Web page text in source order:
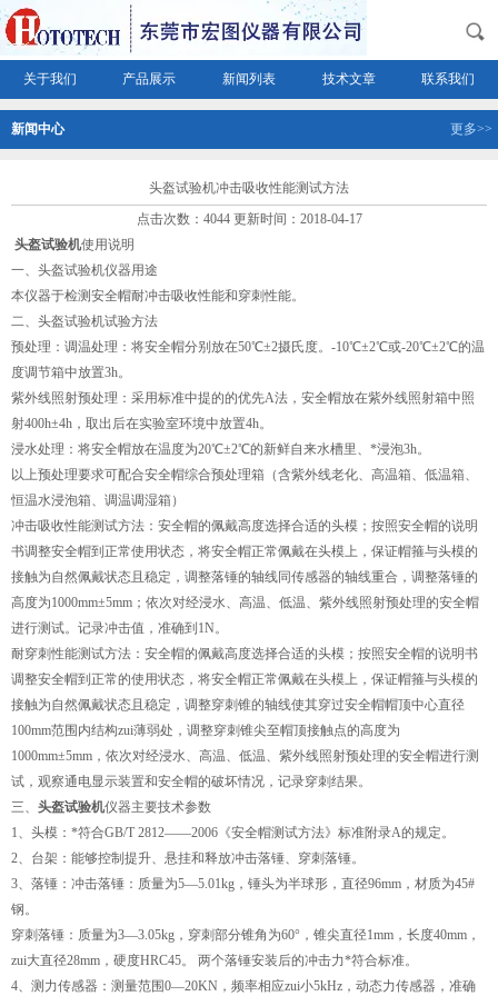
关于我们 产品展示 新闻列表 技术文章 联系我们
新闻中心 更多>>
头盔试验机冲击吸收性能测试方法
点击次数：4044 更新时间：2018-04-17
头盔试验机使用说明
一、头盔试验机仪器用途
本仪器于检测安全帽耐冲击吸收性能和穿刺性能。
二、头盔试验机试验方法
预处理：调温处理：将安全帽分别放在50℃±2摄氏度。-10℃±2℃或-20℃±2℃的温
度调节箱中放置3h。
紫外线照射预处理：采用标准中提的的优先A法，安全帽放在紫外线照射箱中照
射400h±4h，取出后在实验室环境中放置4h。
浸水处理：将安全帽放在温度为20℃±2℃的新鲜自来水槽里、*浸泡3h。
以上预处理要求可配合安全帽综合预处理箱（含紫外线老化、高温箱、低温箱、
恒温水浸泡箱、调温调湿箱）
冲击吸收性能测试方法：安全帽的佩戴高度选择合适的头模；按照安全帽的说明
书调整安全帽到正常使用状态，将安全帽正常佩戴在头模上，保证帽箍与头模的
接触为自然佩戴状态且稳定，调整落锤的轴线同传感器的轴线重合，调整落锤的
高度为1000mm±5mm；依次对经浸水、高温、低温、紫外线照射预处理的安全帽
进行测试。记录冲击值，准确到1N。
耐穿刺性能测试方法：安全帽的佩戴高度选择合适的头模；按照安全帽的说明书
调整安全帽到正常的使用状态，将安全帽正常佩戴在头模上，保证帽箍与头模的
接触为自然佩戴状态且稳定，调整穿刺锥的轴线使其穿过安全帽帽顶中心直径
100mm范围内结构zui薄弱处，调整穿刺锥尖至帽顶接触点的高度为
1000mm±5mm，依次对经浸水、高温、低温、紫外线照射预处理的安全帽进行测
试，观察通电显示装置和安全帽的破坏情况，记录穿刺结果。
三、 头盔试验机仪器主要技术参数
1、头模：*符合GB/T 2812——2006《安全帽测试方法》标准附录A的规定。
2、台架：能够控制提升、悬挂和释放冲击落锤、穿刺落锤。
3、落锤：冲击落锤：质量为5—5.01kg，锤头为半球形，直径96mm，材质为45#
钢。
穿刺落锤：质量为3—3.05kg，穿刺部分锥角为60°，锥尖直径1mm，长度40mm，
zui大直径28mm，硬度HRC45。 两个落锤安装后的冲击力*符合标准。
4、测力传感器：测量范围0—20KN，频率相应zui小5kHz，动态力传感器，准确